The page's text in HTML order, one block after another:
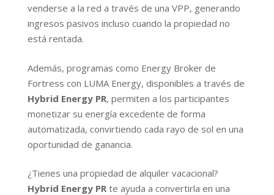
venderse a la red a través de una VPP, generando
ingresos pasivos incluso cuando la propiedad no
está rentada.
Además, programas como Energy Broker de
Fortress con LUMA Energy, disponibles a través de
Hybrid Energy PR, permiten a los participantes
monetizar su energía excedente de forma
automatizada, convirtiendo cada rayo de sol en una
oportunidad de ganancia.
¿Tienes una propiedad de alquiler vacacional?
Hybrid Energy PR te ayuda a convertirla en una